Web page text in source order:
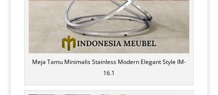
Meja Tamu Minimalis Stainless Modern Elegant Style IM-
16.1